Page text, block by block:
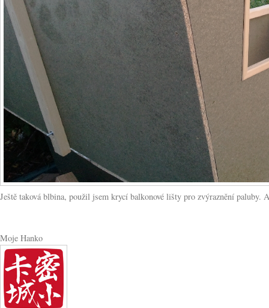
Ještě taková blbina, použil jsem krycí balkonové lišty pro zvýraznění
Moje Hanko